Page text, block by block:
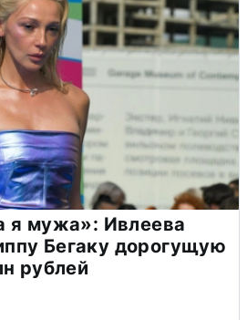
я мужа»: Ивлеева
Бегаку дорогущую
рублей